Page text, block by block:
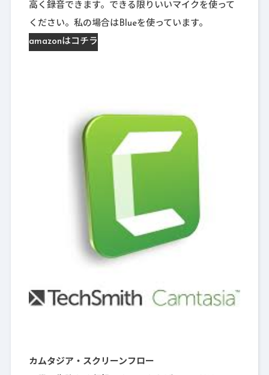
高く録音できます。できる限りいいマイクを使って
ください。私の場合はBlueを使っています。
amazonはコチラ
カムタジア・スクリーンフロー